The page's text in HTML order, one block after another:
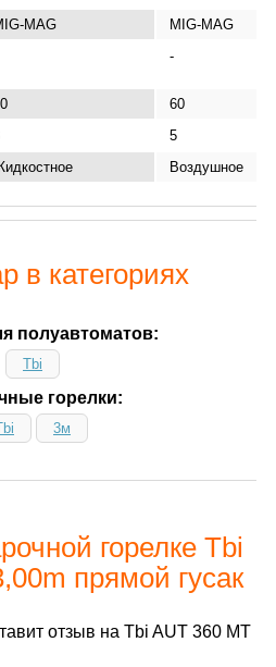
MAG
MIG-MAG
-
60
5
Воздушное
в категориях
полуавтоматов:
Tbi
горелки:
3м
горелке Tbi
прямой гусак
отзыв на Tbi AUT 360 МТ